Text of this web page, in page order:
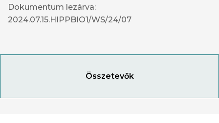
Összetevők
Dokumentum lezárva:
2024.07.15.HIPPBIO1/WS/24/07